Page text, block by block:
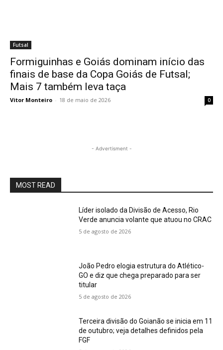
Futsal
Formiguinhas e Goiás dominam início das
finais de base da Copa Goiás de Futsal;
Mais 7 também leva taça
Vitor Monteiro - 18 de maio de 2026 0
- Advertisment -
MOST READ
Líder isolado da Divisão de Acesso, Rio
Verde anuncia volante que atuou no CRAC
5 de agosto de 2026
João Pedro elogia estrutura do Atlético-
GO e diz que chega preparado para ser
titular
5 de agosto de 2026
Terceira divisão do Goianão se inicia em 11
de outubro; veja detalhes definidos pela
FGF